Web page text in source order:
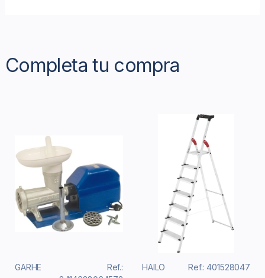
Completa tu compra
GARHE
Ref.:
HAILO Ref.: 401528047